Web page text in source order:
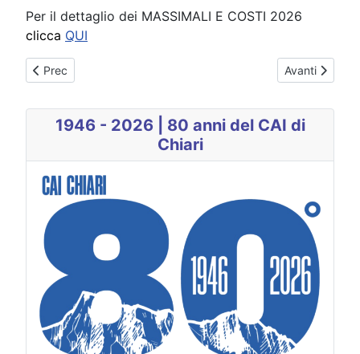
Per il dettaglio dei MASSIMALI E COSTI 2026
clicca QUI
Articolo precedente: Rinnovo Bollino
Prec Articolo
Avanti
1946 - 2026 | 80 anni del CAI di
Chiari